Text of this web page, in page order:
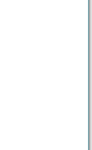
су­
Казань
ул.
8
на
Казань
ул.
79
ул.
102а
Казань
ул.
15